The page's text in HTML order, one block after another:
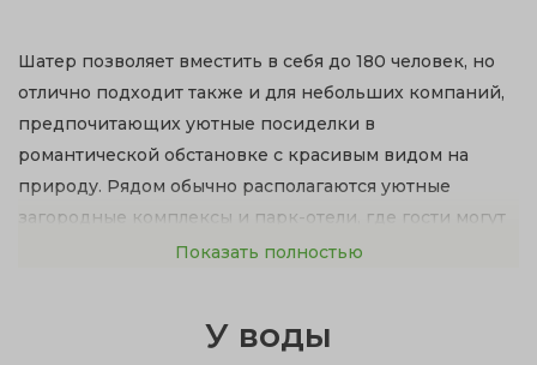
Шатер позволяет вместить в себя до 180 человек, но
отлично подходит также и для небольших компаний,
предпочитающих уютные посиделки в
романтической обстановке с красивым видом на
природу. Рядом обычно располагаются уютные
загородные комплексы и парк-отели, где гости могут
Показать полностью
У воды